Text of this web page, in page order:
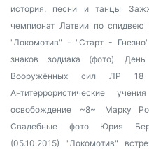
история, песни и танцы
чемпионат Латвии по спидвею
"Локомотив" - "Старт -
знаков зодиака (фото)
Вооружённых сил ЛР 18
Антитеррористические
освобождение
~8~ Марку
Свадебные фото Юрия
(05.10.2015)
"Локомотив"